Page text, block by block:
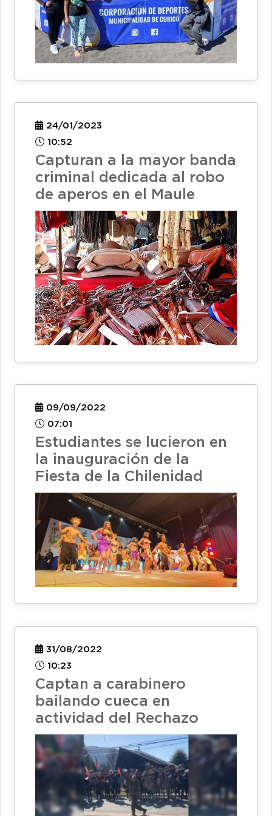
24/01/2023
10:52
Capturan a la mayor banda
criminal dedicada al robo
de aperos en el Maule
09/09/2022
07:01
Estudiantes se lucieron en
la inauguración de la
Fiesta de la Chilenidad
31/08/2022
10:23
Captan a carabinero
bailando cueca en
actividad del Rechazo